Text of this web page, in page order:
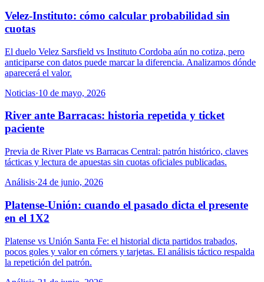
Velez-Instituto: cómo calcular probabilidad sin
cuotas
El duelo Velez Sarsfield vs Instituto Cordoba aún no cotiza, pero
anticiparse con datos puede marcar la diferencia. Analizamos dónde
aparecerá el valor.
Noticias·10 de mayo, 2026
River ante Barracas: historia repetida y ticket
paciente
Previa de River Plate vs Barracas Central: patrón histórico, claves
tácticas y lectura de apuestas sin cuotas oficiales publicadas.
Análisis·24 de junio, 2026
Platense-Unión: cuando el pasado dicta el presente
en el 1X2
Platense vs Unión Santa Fe: el historial dicta partidos trabados,
pocos goles y valor en córners y tarjetas. El análisis táctico respalda
la repetición del patrón.